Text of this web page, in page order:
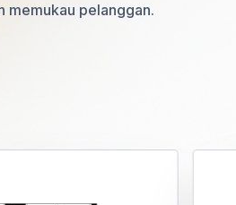
memukau pelanggan.